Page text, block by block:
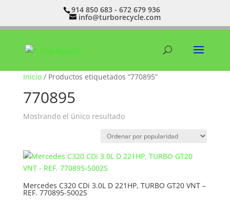
914 850 683 - 672 679 936
info@turborecycle.com
Inicio/ Productos etiquetados “770895”
770895
Mostrando el único resultado
Mercedes C320 CDi 3.0L D 221HP, TURBO GT20 VNT –
REF. 770895-5002S